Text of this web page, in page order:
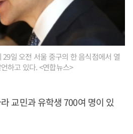
29일 오전 서울 중구의 한 음식점에서 열
하고 있다. <연합뉴스>
교민과 유학생 700여 명이 있